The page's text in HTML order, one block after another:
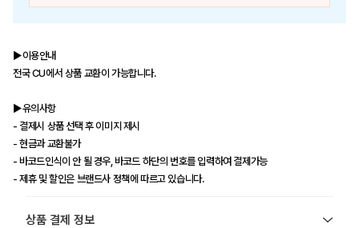
▶이용안내
전국 CU에서 상품 교환이 가능합니다.
▶유의사항
- 결제시 상품 선택 후 이미지 제시
- 현금과 교환불가
- 바코드인식이 안 될 경우, 바코드 하단의 번호를 입력하여 결제가능
- 제휴 및 할인은 브랜드사 정책에 따르고 있습니다.
상품 결제 정보